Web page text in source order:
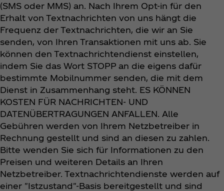
(SMS oder MMS) an. Nach Ihrem Opt-in für den
Erhalt von Textnachrichten von uns hängt die
Frequenz der Textnachrichten, die wir an Sie
senden, von Ihren Transaktionen mit uns ab. Sie
können den Textnachrichtendienst einstellen,
indem Sie das Wort STOPP an die eigens dafür
bestimmte Mobilnummer senden, die mit dem
Dienst in Zusammenhang steht. ES KÖNNEN
KOSTEN FÜR NACHRICHTEN- UND
DATENÜBERTRAGUNGEN ANFALLEN. Alle
Gebühren werden von Ihrem Netzbetreiber in
Rechnung gestellt und sind an diesen zu zahlen.
Bitte wenden Sie sich für Informationen zu den
Preisen und weiteren Details an Ihren
Netzbetreiber. Textnachrichtendienste werden auf
einer "Istzustand"-Basis bereitgestellt und sind